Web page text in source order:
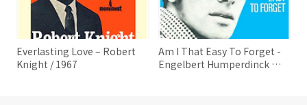
Everlasting Love – Robert
Knight / 1967
Am I That Easy To Forget -
Engelbert Humperdinck /